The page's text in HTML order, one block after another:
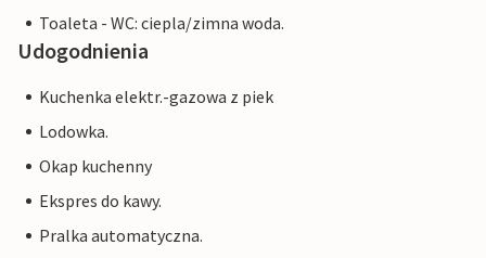
Toaleta - WC: ciepla/zimna woda.
Udogodnienia
Kuchenka elektr.-gazowa z piek
Lodowka.
Okap kuchenny
Ekspres do kawy.
Pralka automatyczna.